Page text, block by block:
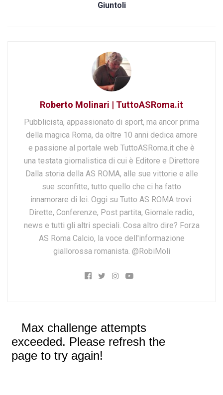
Giuntoli
Roberto Molinari | TuttoASRoma.it
Pubblicista, appassionato di sport, ma ancor prima
della magica Roma, da oltre 10 anni dedica amore
e passione al portale web TuttoASRoma.it che è
una testata giornalistica di cui è Editore e Direttore
Dalla storia della AS ROMA, alle sue vittorie e alle
sue sconfitte, tutto quello che ci ha fatto
innamorare di lei. Oggi su Tutto AS ROMA trovi:
Dirette, Conferenze, Post partita, Giornale radio,
news e tutti gli altri speciali. Cosa altro dire? Forza
AS Roma Calcio, la voce dell'informazione
giallorossa romanista. @RobiMoli